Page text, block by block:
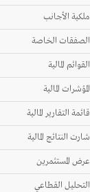
ملكية الأجانب
الصفقات الخاصة
القوائم المالية
المؤشرات المالية
قائمة التقارير المالية
شارت النتائج المالية
عرض المستثمرين
التحليل القطاعي